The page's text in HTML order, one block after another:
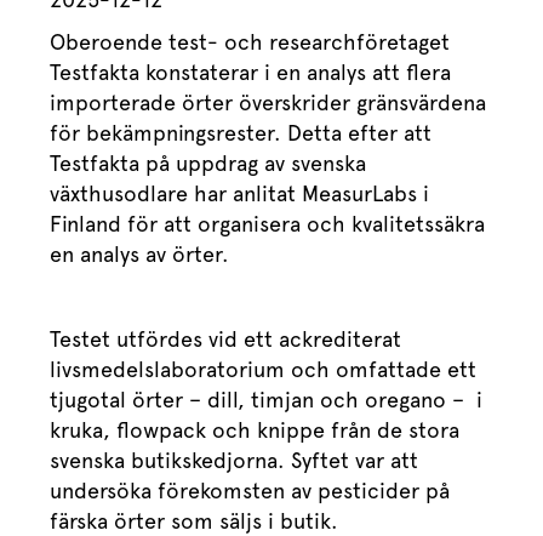
Våra mikroörter & skott
För restaurang &
Oberoende test- och researchföretaget
Testfakta konstaterar i en analys att flera
importerade örter överskrider gränsvärdena
för bekämpningsrester. Detta efter att
Testfakta på uppdrag av svenska
växthusodlare har anlitat MeasurLabs i
Finland för att organisera och kvalitetssäkra
en analys av örter.
Testet utfördes vid ett ackrediterat
livsmedelslaboratorium och omfattade ett
tjugotal örter – dill, timjan och oregano – i
kruka, flowpack och knippe från de stora
svenska butikskedjorna. Syftet var att
undersöka förekomsten av pesticider på
färska örter som säljs i butik.